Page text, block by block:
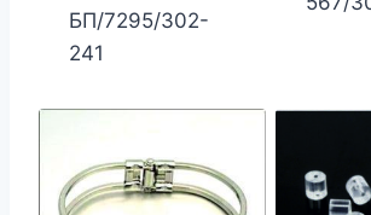
БП/7295/302-
241